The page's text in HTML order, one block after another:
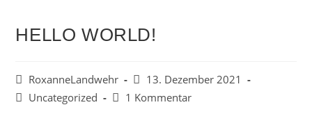
HELLO WORLD!
Beitrags-
Autor:
RoxanneLandwehr
Beitrag
veröffentlicht:
13. Dezember 2021
Beitrags-
Uncategorized
Beitrags-
1 Kommentar